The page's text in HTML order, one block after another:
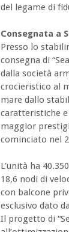
del legame di
Consegnata a
Presso lo
consegna di
dalla società
crocieristico al
mare dallo
caratteristiche e
maggior
cominciato nel
L’unità ha
18,6 nodi di
con balcone
esclusivo dato
Il progetto di